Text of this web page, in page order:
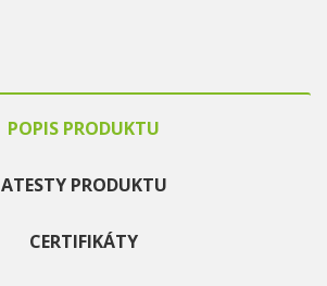
POPIS PRODUKTU
ATESTY PRODUKTU
CERTIFIKÁTY